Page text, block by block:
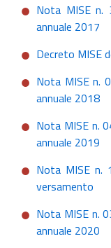
Nota MISE n.
annuale 2017
Decreto MISE
Nota MISE n.
annuale 2018
Nota MISE n.
annuale 2019
Nota MISE n.
versamento
Nota MISE n.
annuale 2020